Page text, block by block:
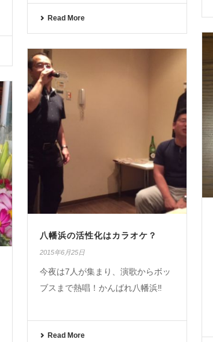
Read More
八幡浜の活性化はカラオケ？
2015年6月25日
今夜は7人が集まり、演歌からボッ
ブスまで熱唱！かんばれ八幡浜‼︎
Read More